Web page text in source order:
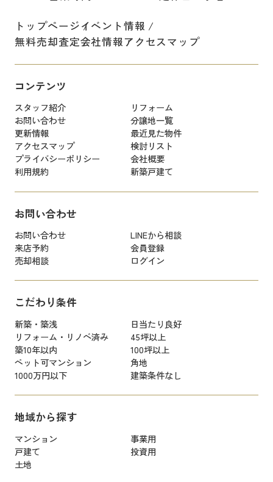
トップページイベント情報
無料売却査定会社情報アクセスマップ
コンテンツ
スタッフ紹介
リフォーム
お問い合わせ
分譲地一覧
更新情報
最近見た物件
アクセスマップ
検討リスト
プライバシーポリシー
会社概要
利用規約
新築戸建て
お問い合わせ
お問い合わせ
LINEから相談
来店予約
会員登録
売却相談
ログイン
こだわり条件
新築・築浅
日当たり良好
リフォーム・リノベ済み
45坪以上
築10年以内
100坪以上
ペット可マンション
角地
1000万円以下
建築条件なし
地域から探す
マンション
事業用
戸建て
投資用
土地